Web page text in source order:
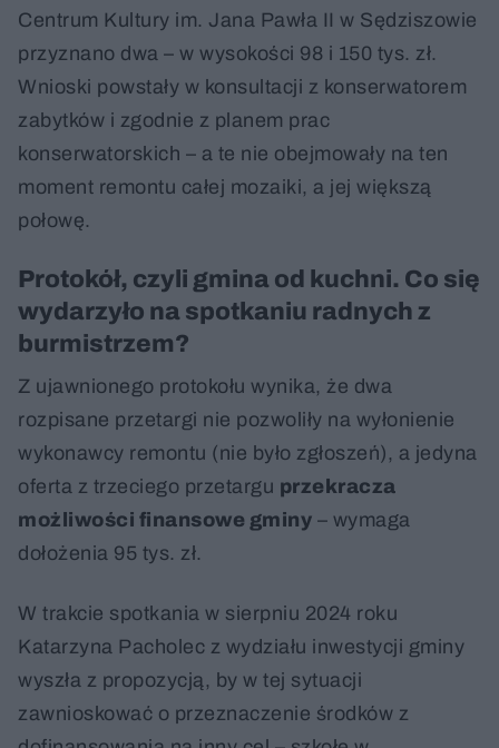
Centrum Kultury im. Jana Pawła II w Sędziszowie
przyznano dwa – w wysokości 98 i 150 tys. zł.
Wnioski powstały w konsultacji z konserwatorem
zabytków i zgodnie z planem prac
konserwatorskich – a te nie obejmowały na ten
moment remontu całej mozaiki, a jej większą
połowę.
Protokół, czyli gmina od kuchni. Co się
wydarzyło na spotkaniu radnych z
burmistrzem?
Z ujawnionego protokołu wynika, że dwa
rozpisane przetargi nie pozwoliły na wyłonienie
wykonawcy remontu (nie było zgłoszeń), a jedyna
oferta z trzeciego przetargu przekracza
możliwości finansowe gminy – wymaga
dołożenia 95 tys. zł.
W trakcie spotkania w sierpniu 2024 roku
Katarzyna Pacholec z wydziału inwestycji gminy
wyszła z propozycją, by w tej sytuacji
zawnioskować o przeznaczenie środków z